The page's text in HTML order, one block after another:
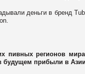
деньги в бренд
пивных регионов
будущем прибыли в